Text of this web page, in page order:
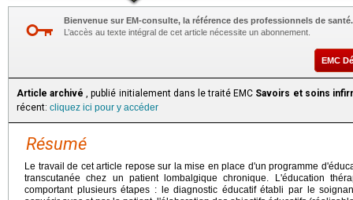
Bienvenue sur EM-consulte, la référence des professionnels de santé.
L’accès au texte intégral de cet article nécessite un abonnement.
EMC
Article archivé , publié initialement dans le traité EMC Savoirs et soins
récent: cliquez ici pour y accéder
Résumé
Le travail de cet article repose sur la mise en place d'un programme
transcutanée chez un patient lombalgique chronique. L'éducation
comportant plusieurs étapes : le diagnostic éducatif établi par le